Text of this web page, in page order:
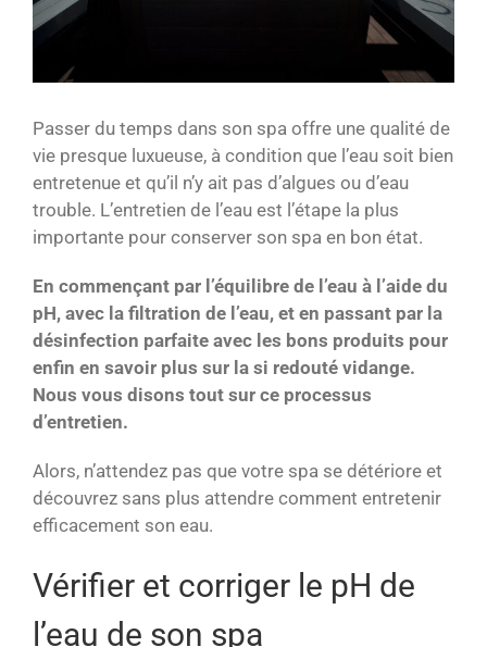
Passer du temps dans son spa offre une qualité de
vie presque luxueuse, à condition que l’eau soit bien
entretenue et qu’il n’y ait pas d’algues ou d’eau
trouble. L’entretien de l’eau est l’étape la plus
importante pour conserver son spa en bon état.
En commençant par l’équilibre de l’eau à l’aide du
pH, avec la filtration de l’eau, et en passant par la
désinfection parfaite avec les bons produits pour
enfin en savoir plus sur la si redouté vidange.
Nous vous disons tout sur ce processus
d’entretien.
Alors, n’attendez pas que votre spa se détériore et
découvrez sans plus attendre comment entretenir
efficacement son eau.
Vérifier et corriger le pH de
l’eau de son spa